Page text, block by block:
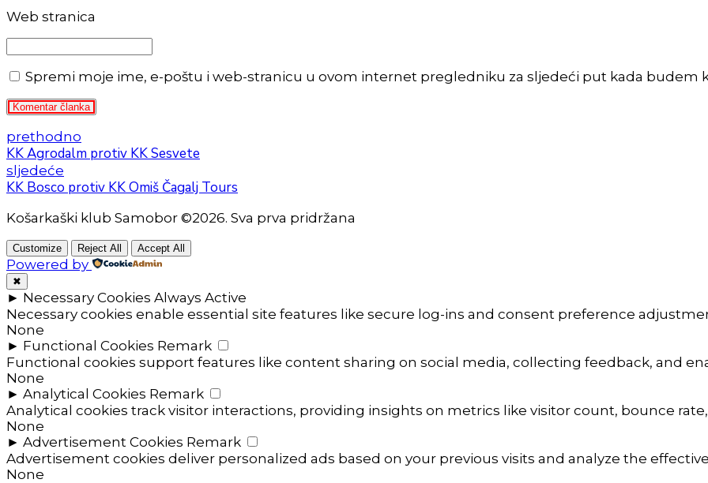
Web stranica
Spremi moje ime, e-poštu i web-stranicu u ovom internet pregledniku za sljedeći put kada budem
Komentar članka
prethodno
KK Agrodalm protiv KK Sesvete
sljedeće
KK Bosco protiv KK Omiš Čagalj Tours
Košarkaški klub Samobor ©2026. Sva prva pridržana
Customize Reject All Accept All
Powered by
✖
► Necessary Cookies Always Active
Necessary cookies enable essential site features like secure log-ins and consent preference
None
► Functional Cookies Remark
Functional cookies support features like content sharing on social media, collecting feedback, and
None
► Analytical Cookies Remark
Analytical cookies track visitor interactions, providing insights on metrics like visitor count, bounce
None
► Advertisement Cookies Remark
Advertisement cookies deliver personalized ads based on your previous visits and analyze the
None